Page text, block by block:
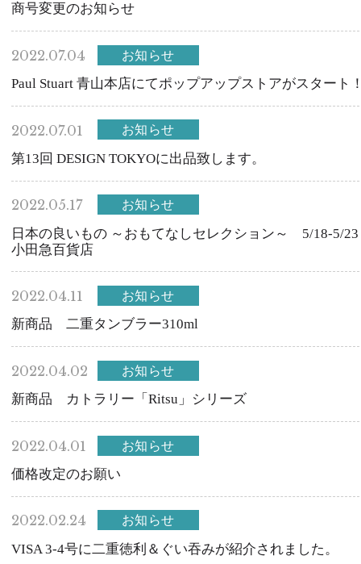
商号変更のお知らせ
2022.07.04 お知らせ
Paul Stuart 青山本店にてポップアップストアがスタート
2022.07.01 お知らせ
第13回 DESIGN TOKYOに出品致します。
2022.05.17 お知らせ
日本の良いもの ～おもてなしセレクション～ 5/18-5/23
小田急百貨店
2022.04.11 お知らせ
新商品 二重タンブラー310ml
2022.04.02 お知らせ
新商品 カトラリー「Ritsu」シリーズ
2022.04.01 お知らせ
価格改定のお願い
2022.02.24 お知らせ
VISA 3-4号に二重徳利＆ぐい吞みが紹介されました。